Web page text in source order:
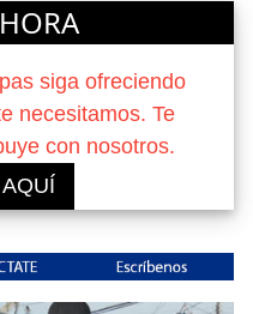
siga ofreciendo
necesitamos. Te
con nosotros.